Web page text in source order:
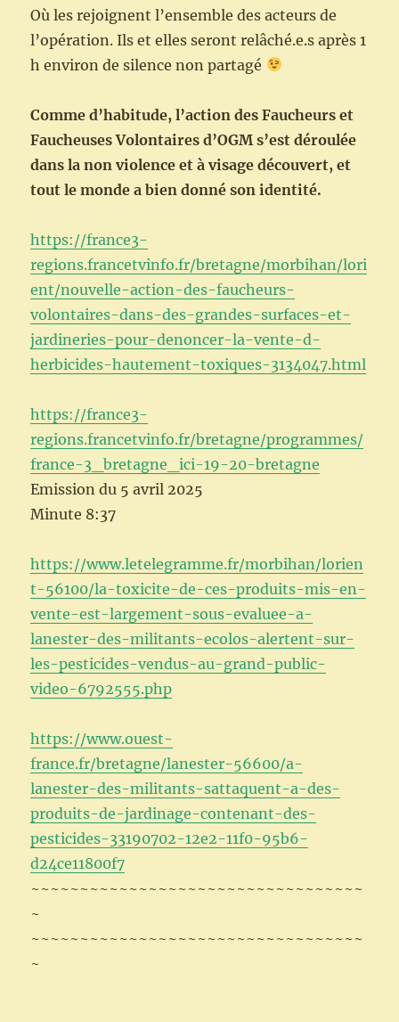
Où les rejoignent l’ensemble des acteurs de
l’opération. Ils et elles seront relâché.e.s après 1
h environ de silence non partagé
Comme d’habitude, l’action des Faucheurs et
Faucheuses Volontaires d’OGM s’est déroulée
dans la non violence et à visage découvert, et
tout le monde a bien donné son identité.
https://france3-
regions.francetvinfo.fr/bretagne/morbihan/lori
ent/nouvelle-action-des-faucheurs-
volontaires-dans-des-grandes-surfaces-et-
jardineries-pour-denoncer-la-vente-d-
herbicides-hautement-toxiques-3134047.html
https://france3-
regions.francetvinfo.fr/bretagne/programmes/
france-3_bretagne_ici-19-20-bretagne
Emission du 5 avril 2025
Minute 8:37
https://www.letelegramme.fr/morbihan/lorien
t-56100/la-toxicite-de-ces-produits-mis-en-
vente-est-largement-sous-evaluee-a-
lanester-des-militants-ecolos-alertent-sur-
les-pesticides-vendus-au-grand-public-
video-6792555.php
https://www.ouest-
france.fr/bretagne/lanester-56600/a-
lanester-des-militants-sattaquent-a-des-
produits-de-jardinage-contenant-des-
pesticides-33190702-12e2-11f0-95b6-
d24ce11800f7
~~~~~~~~~~~~~~~~~~~~~~~~~~~~~~~~~~
~
~~~~~~~~~~~~~~~~~~~~~~~~~~~~~~~~~~
~